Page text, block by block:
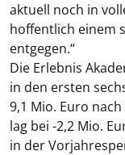
aktuell noch in
hoffentlich einem
entgegen.“
Die Erlebnis
in den ersten
9,1 Mio. Euro
lag bei -2,2 Mio.
in der